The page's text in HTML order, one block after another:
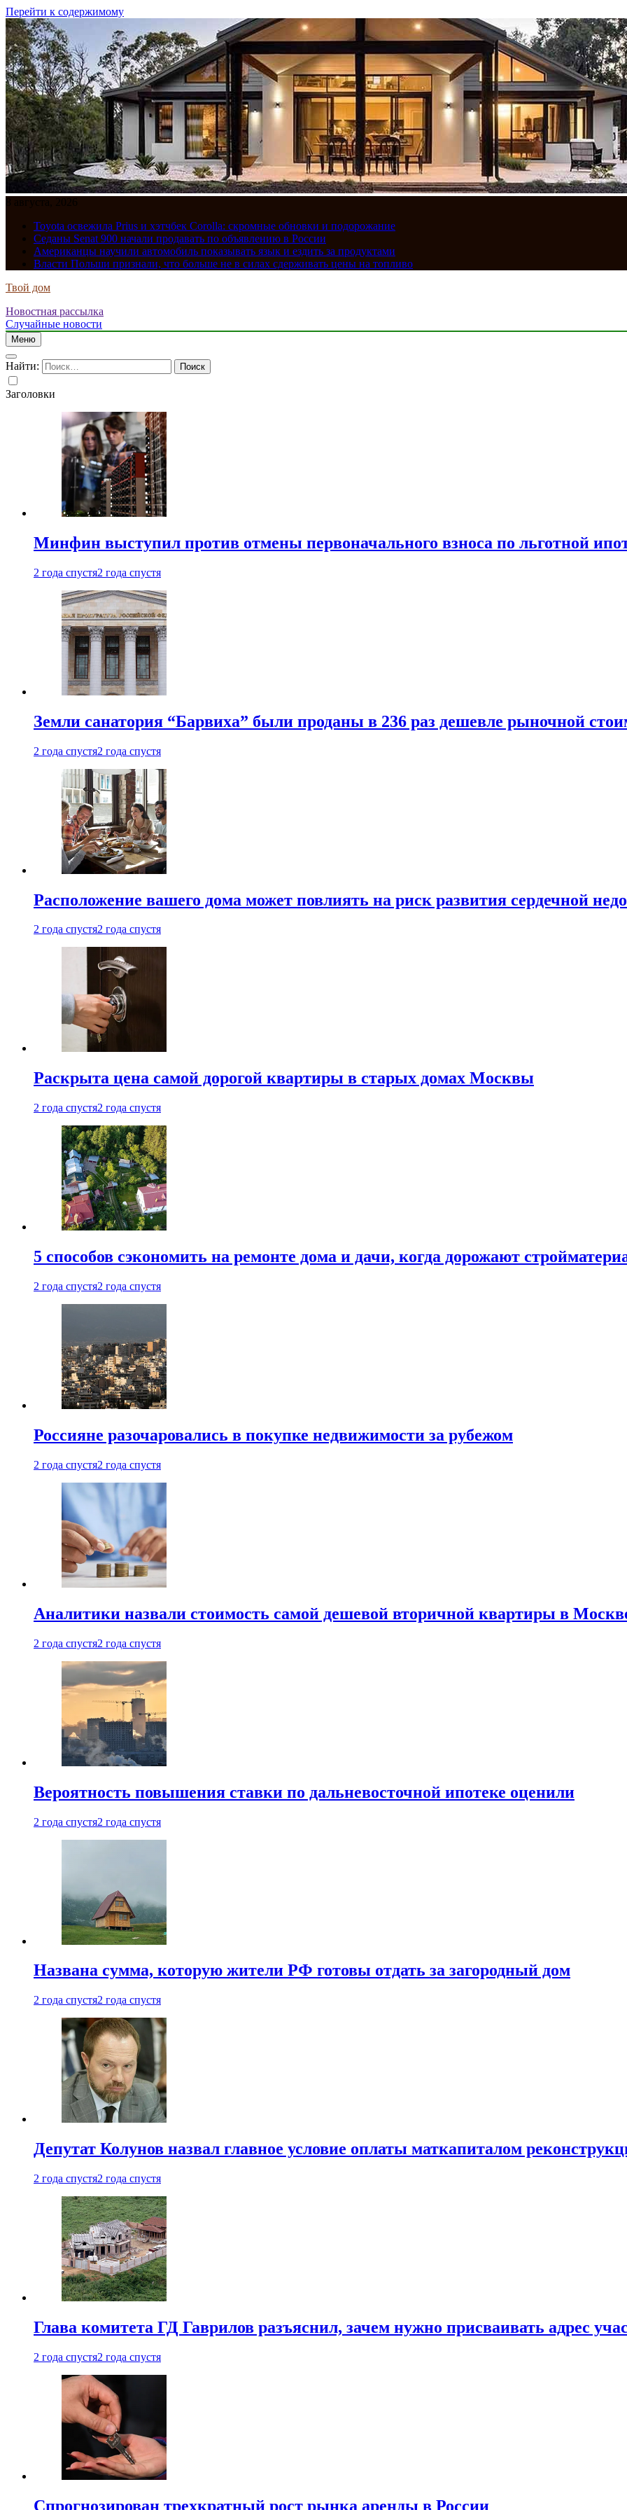
Перейти к содержимому
8 августа, 2026
Toyota освежила Prius и хэтчбек Corolla: скромные обновки и подорожание
Седаны Senat 900 начали продавать по объявлению в России
Американцы научили автомобиль показывать язык и ездить за продуктами
Власти Польши признали, что больше не в силах сдерживать цены на топливо
Твой дом
Новостная рассылка
Случайные новости
Меню
Найти:
Заголовки
Минфин выступил против отмены первоначального взноса по льготной
2 года спустя2 года спустя
Земли санатория “Барвиха” были проданы в 236 раз дешевле рыночной
2 года спустя2 года спустя
Расположение вашего дома может повлиять на риск развития сердечной
2 года спустя2 года спустя
Раскрыта цена самой дорогой квартиры в старых домах Москвы
2 года спустя2 года спустя
5 способов сэкономить на ремонте дома и дачи, когда дорожают
2 года спустя2 года спустя
Россияне разочаровались в покупке недвижимости за рубежом
2 года спустя2 года спустя
Аналитики назвали стоимость самой дешевой вторичной квартиры в
2 года спустя2 года спустя
Вероятность повышения ставки по дальневосточной ипотеке оценили
2 года спустя2 года спустя
Названа сумма, которую жители РФ готовы отдать за загородный дом
2 года спустя2 года спустя
Депутат Колунов назвал главное условие оплаты маткапиталом
2 года спустя2 года спустя
Глава комитета ГД Гаврилов разъяснил, зачем нужно присваивать адрес
2 года спустя2 года спустя
Спрогнозирован трехкратный рост рынка аренды в России